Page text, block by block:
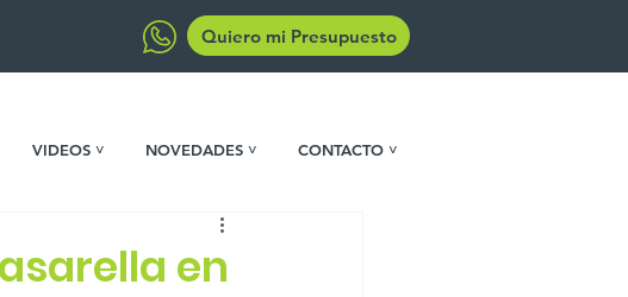
Quiero mi Presupuesto
VIDEOS ˅ NOVEDADES ˅ CONTACTO ˅
en